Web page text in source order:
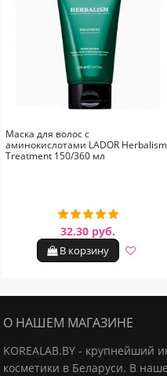
Маска для волос с
аминокислотами LADOR Herbalism
Treatment 150/360 мл
32.30 руб.
В корзину
О НАШЕМ МАГАЗИНЕ
KOREALAB.BY - крупнейший
косметики в Беларуси. В